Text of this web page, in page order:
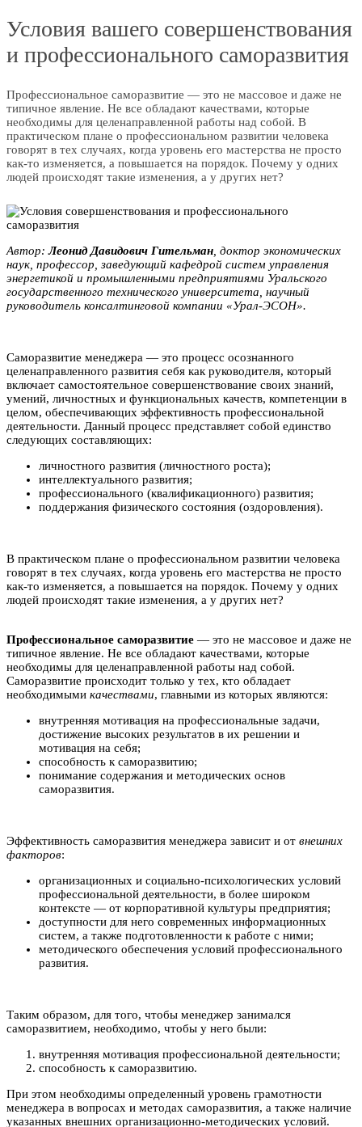
Условия вашего совершенствования
и профессионального саморазвития
Профессиональное саморазвитие — это не массовое и даже не
типичное явление. Не все обладают качествами, которые
необходимы для целенаправленной работы над собой. В
практическом плане о профессиональном развитии человека
говорят в тех случаях, когда уровень его мастерства не просто
как-то изменяется, а повышается на порядок. Почему у одних
людей происходят такие изменения, а у других нет?
Автор:Леонид Давидович Гительман, доктор экономических
наук, профессор, заведующий кафедрой систем управления
энергетикой и промышленными предприятиями Уральского
государственного технического университета, научный
руководитель консалтинговой компании «Урал-ЭСОН».
Саморазвитие менеджера — это процесс осознанного
целенаправленного развития себя как руководителя, который
включает самостоятельное совершенствование своих знаний,
умений, личностных и функциональных качеств, компетенции в
целом, обеспечивающих эффективность профессиональной
деятельности. Данный процесс представляет собой единство
следующих составляющих:
личностного развития (личностного роста);
интеллектуального развития;
профессионального (квалификационного) развития;
поддержания физического состояния (оздоровления).
В практическом плане о профессиональном развитии человека
говорят в тех случаях, когда уровень его мастерства не просто
как-то изменяется, а повышается на порядок. Почему у одних
людей происходят такие изменения, а у других нет?
Профессиональное саморазвитие — это не массовое и даже не
типичное явление. Не все обладают качествами, которые
необходимы для целенаправленной работы над собой.
Саморазвитие происходит только у тех, кто обладает
необходимыми качествами, главными из которых являются:
внутренняя мотивация на профессиональные задачи,
достижение высоких результатов в их решении и
мотивация на себя;
способность к саморазвитию;
понимание содержания и методических основ
саморазвития.
Эффективность саморазвития менеджера зависит и от внешних
факторов:
организационных и социально-психологических условий
профессиональной деятельности, в более широком
контексте — от корпоративной культуры предприятия;
доступности для него современных информационных
систем, а также подготовленности к работе с ними;
методического обеспечения условий профессионального
развития.
Таким образом, для того, чтобы менеджер занимался
саморазвитием, необходимо, чтобы у него были:
внутренняя мотивация профессиональной деятельности;
способность к саморазвитию.
При этом необходимы определенный уровень грамотности
менеджера в вопросах и методах саморазвития, а также наличие
указанных внешних организационно-методических условий.